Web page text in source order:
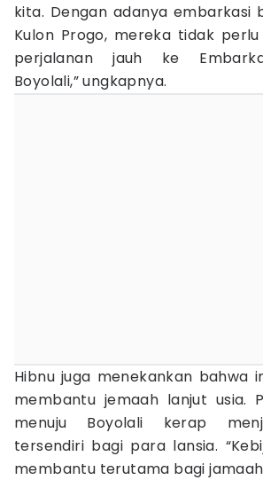
kita. Dengan adanya embarkasi
Kulon Progo, mereka tidak
perjalanan jauh ke
Boyolali,” ungkapnya.
Hibnu juga menekankan bahwa
membantu jemaah lanjut usia.
menuju Boyolali kerap
tersendiri bagi para lansia.
membantu terutama bagi